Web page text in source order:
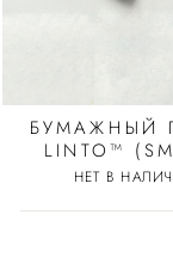
БУМАЖНЫЙ
LINTO™
НЕТ В